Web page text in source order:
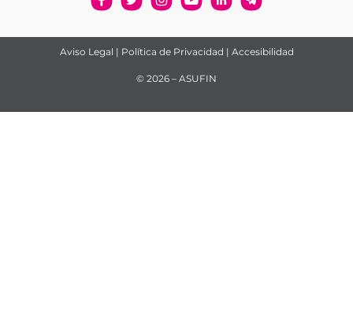
Aviso Legal | Política de Privacidad | Accesibilidad
© 2026 – ASUFIN